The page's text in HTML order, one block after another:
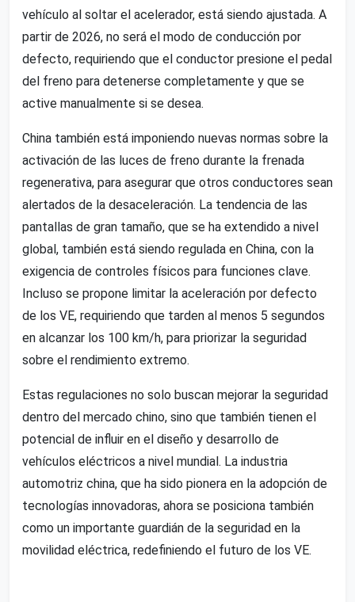
vehículo al soltar el acelerador, está siendo ajustada. A
partir de 2026, no será el modo de conducción por
defecto, requiriendo que el conductor presione el pedal
del freno para detenerse completamente y que se
active manualmente si se desea.
China también está imponiendo nuevas normas sobre la
activación de las luces de freno durante la frenada
regenerativa, para asegurar que otros conductores sean
alertados de la desaceleración. La tendencia de las
pantallas de gran tamaño, que se ha extendido a nivel
global, también está siendo regulada en China, con la
exigencia de controles físicos para funciones clave.
Incluso se propone limitar la aceleración por defecto
de los VE, requiriendo que tarden al menos 5 segundos
en alcanzar los 100 km/h, para priorizar la seguridad
sobre el rendimiento extremo.
Estas regulaciones no solo buscan mejorar la seguridad
dentro del mercado chino, sino que también tienen el
potencial de influir en el diseño y desarrollo de
vehículos eléctricos a nivel mundial. La industria
automotriz china, que ha sido pionera en la adopción de
tecnologías innovadoras, ahora se posiciona también
como un importante guardián de la seguridad en la
movilidad eléctrica, redefiniendo el futuro de los VE.